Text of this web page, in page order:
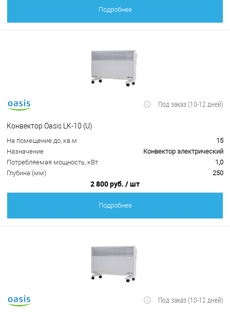
Подробнее
Под заказ (10-12 дней)
Конвектор Oasis LK-10 (U)
На помещение до, кв.м
15
Назначение
Конвектор электрический
Потребляемая мощность, кВт
1,0
Глубина (мм)
250
2 800 руб. / шт
Подробнее
Под заказ (10-12 дней)